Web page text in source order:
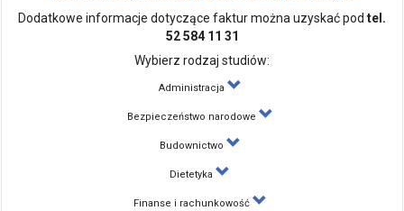
Dodatkowe informacje dotyczące faktur można uzyskać pod tel.
52 584 11 31
Wybierz rodzaj studiów:
Administracja
Bezpieczeństwo narodowe
Budownictwo
Dietetyka
Finanse i rachunkowość